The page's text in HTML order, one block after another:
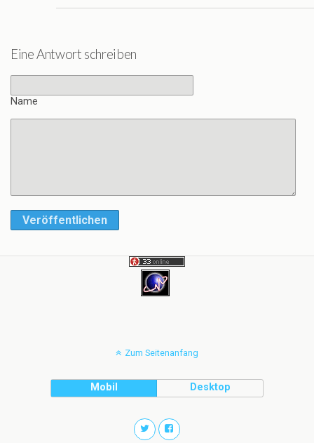
Eine Antwort schreiben
Name
Veröffentlichen
Zum Seitenanfang
Mobil Desktop